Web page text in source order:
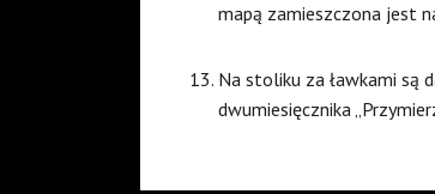
mapą zamieszczona jest
Na stoliku za ławkami są
dwumiesięcznika